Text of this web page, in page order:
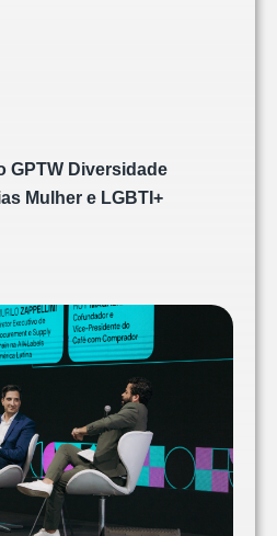
GPTW Diversidade
Mulher e LGBTI+